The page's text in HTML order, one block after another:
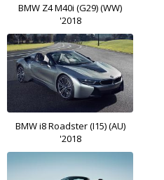
BMW Z4 M40i (G29) (WW)
'2018
BMW i8 Roadster (I15) (AU)
'2018